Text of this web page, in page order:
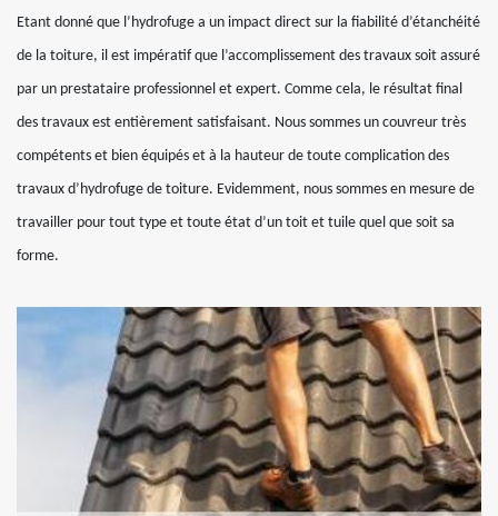
Etant donné que l’hydrofuge a un impact direct sur la fiabilité d’étanchéité
de la toiture, il est impératif que l’accomplissement des travaux soit assuré
par un prestataire professionnel et expert. Comme cela, le résultat final
des travaux est entièrement satisfaisant. Nous sommes un couvreur très
compétents et bien équipés et à la hauteur de toute complication des
travaux d’hydrofuge de toiture. Evidemment, nous sommes en mesure de
travailler pour tout type et toute état d’un toit et tuile quel que soit sa
forme.